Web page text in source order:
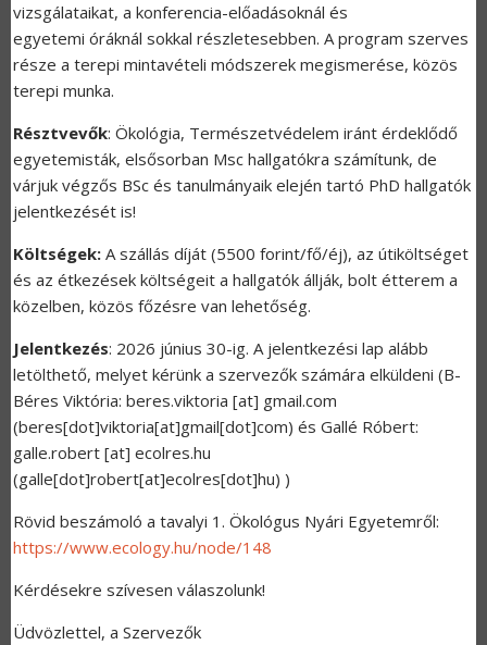
vizsgálataikat, a konferencia-előadásoknál és
egyetemi óráknál sokkal részletesebben. A program szerves
része a terepi mintavételi módszerek megismerése, közös
terepi munka.
Résztvevők: Ökológia, Természetvédelem iránt érdeklődő
egyetemisták, elsősorban Msc hallgatókra számítunk, de
várjuk végzős BSc és tanulmányaik elején tartó PhD hallgatók
jelentkezését is!
Költségek: A szállás díját (5500 forint/fő/éj), az útiköltséget
és az étkezések költségeit a hallgatók állják, bolt étterem a
közelben, közös főzésre van lehetőség.
Jelentkezés: 2026 június 30-ig. A jelentkezési lap alább
letölthető, melyet kérünk a szervezők számára elküldeni (B-
Béres Viktória: beres.viktoria [at] gmail.com
(beres[dot]viktoria[at]gmail[dot]com) és Gallé Róbert:
galle.robert [at] ecolres.hu
(galle[dot]robert[at]ecolres[dot]hu) )
Rövid beszámoló a tavalyi 1. Ökológus Nyári Egyetemről:
https://www.ecology.hu/node/148
Kérdésekre szívesen válaszolunk!
Üdvözlettel, a Szervezők